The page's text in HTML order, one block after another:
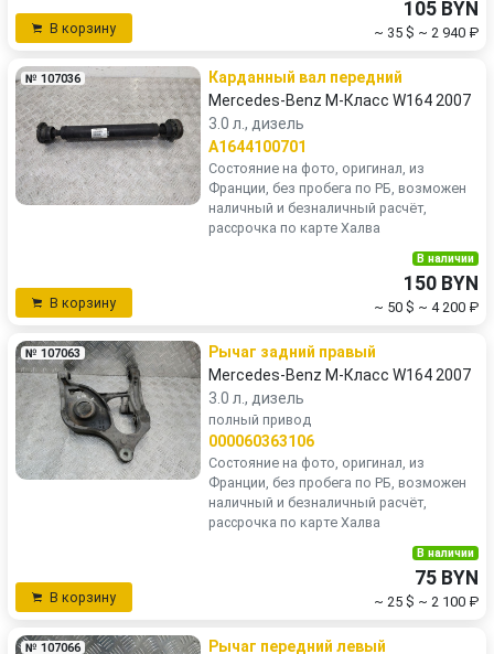
В корзину
105 BYN
~ 35 $ ~ 2 940 ₽
№ 107036
Карданный вал передний
Mercedes-Benz M-Класс W164 2007
3.0 л., дизель
A1644100701
Состояние на фото, оригинал, из
Франции, без пробега по РБ, возможен
наличный и безналичный расчёт,
рассрочка по карте Халва
В корзину
В наличии
150 BYN
~ 50 $ ~ 4 200 ₽
№ 107063
Рычаг задний правый
Mercedes-Benz M-Класс W164 2007
3.0 л., дизель
полный привод
000060363106
Состояние на фото, оригинал, из
Франции, без пробега по РБ, возможен
наличный и безналичный расчёт,
рассрочка по карте Халва
В корзину
В наличии
75 BYN
~ 25 $ ~ 2 100 ₽
№ 107066 Рычаг передний левый